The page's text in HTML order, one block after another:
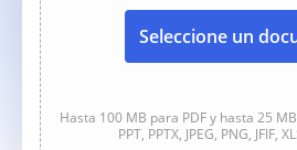
Seleccione un
Hasta 100 MB para PDF y hasta 25
PPT, PPTX, JPEG, PNG, JFIF,